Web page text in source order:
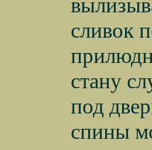
сливок
стану
под
спины